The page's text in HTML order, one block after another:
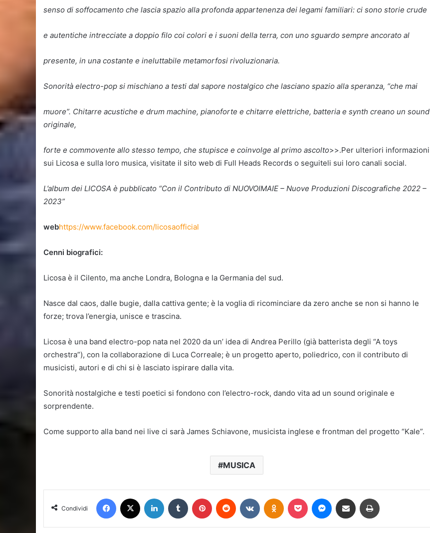
senso di soffocamento che lascia spazio alla profonda appartenenza dei legami familiari: ci sono storie crude
e autentiche intrecciate a doppio filo coi colori e i suoni della terra, con uno sguardo sempre ancorato al
presente, in una costante e ineluttabile metamorfosi rivoluzionaria.
Sonorità electro-pop si mischiano a testi dal sapore nostalgico che lasciano spazio alla speranza, “che mai
muore”. Chitarre acustiche e drum machine, pianoforte e chitarre elettriche, batteria e synth creano un sound
originale,
forte e commovente allo stesso tempo, che stupisce e coinvolge al primo ascolto>>.Per ulteriori informazioni
sui Licosa e sulla loro musica, visitate il sito web di Full Heads Records o seguiteli sui loro canali social.
L’album dei LICOSA è pubblicato “Con il Contributo di NUOVOIMAIE – Nuove Produzioni Discografiche 2022 –
2023”
webhttps://www.facebook.com/licosaofficial
Cenni biografici:
Licosa è il Cilento, ma anche Londra, Bologna e la Germania del sud.
Nasce dal caos, dalle bugie, dalla cattiva gente; è la voglia di ricominciare da zero anche se non si hanno le
forze; trova l’energia, unisce e trascina.
Licosa è una band electro-pop nata nel 2020 da un’ idea di Andrea Perillo (già batterista degli “A toys
orchestra”), con la collaborazione di Luca Correale; è un progetto aperto, poliedrico, con il contributo di
musicisti, autori e di chi si è lasciato ispirare dalla vita.
Sonorità nostalgiche e testi poetici si fondono con l’electro-rock, dando vita ad un sound originale e
sorprendente.
Come supporto alla band nei live ci sarà James Schiavone, musicista inglese e frontman del progetto “Kale”.
MUSICA
Condividi
Facebook LinkedIn Tumblr Pinterest Reddit VKontakteOdnoklassniki
Pocket Messenger
Condividi via mail